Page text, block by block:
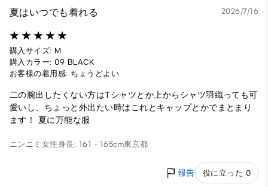
夏はいつでも着れる 2026/7/16
購入サイズ: M
購入カラー: 09 BLACK
お客様の着用感: ちょうどよい
二の腕出したくない方はTシャツとか上からシャツ羽織っても可
愛いし、ちょっと外出たい時はこれとキャップとかでまとまり
ます！ 夏に万能な服
ニンニミ 女性身長: 161 - 165cm東京都
報告 役に立った 0